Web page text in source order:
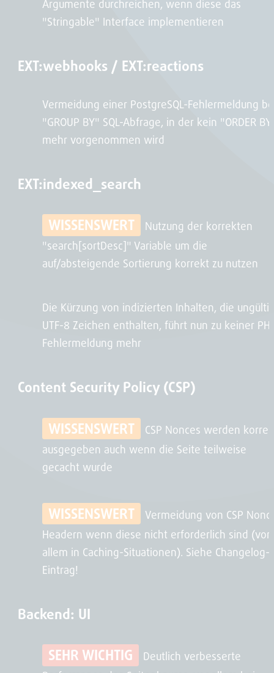
Argumente durchreichen, wenn diese das
"Stringable" Interface implementieren
EXT:webhooks / EXT:reactions
Vermeidung einer PostgreSQL-Fehlermeldung
"GROUP BY" SQL-Abfrage, in der kein "ORDER
mehr vorgenommen wird
EXT:indexed_search
WISSENSWERT
Nutzung der korrekten
"search[sortDesc]" Variable um die
auf/absteigende Sortierung korrekt zu nutzen
Die Kürzung von indizierten Inhalten, die
UTF-8 Zeichen enthalten, führt nun zu keiner
Fehlermeldung mehr
Content Security Policy (CSP)
WISSENSWERT
CSP Nonces werden
ausgegeben auch wenn die Seite teilweise
gecacht wurde
WISSENSWERT
Vermeidung von CSP
Headern wenn diese nicht erforderlich sind (vor
allem in Caching-Situationen). Siehe Changelog-
Eintrag!
Backend: UI
SEHR WICHTIG
Deutlich verbesserte